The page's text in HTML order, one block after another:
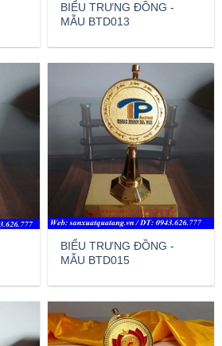
BIỂU TRƯNG ĐỒNG -
MẪU BTD013
BIỂU TRƯNG ĐỒNG -
MẪU BTD015